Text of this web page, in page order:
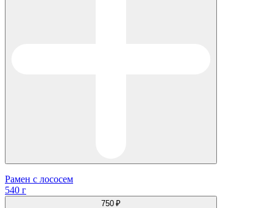
Рамен с лососем
540 г
750 ₽